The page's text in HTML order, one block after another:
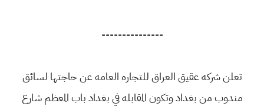
---------------
تعلن شركه عقيق العراق للتجاره العامه عن حاجتها لسائق
مندوب من بغداد وتكون المقابله في بغداد باب المعظم شارع